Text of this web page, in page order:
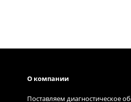
О компании
Поставляем диагностическое